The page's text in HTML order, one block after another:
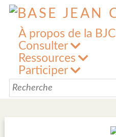
À propos de la BJC
Consulter
Ressources
Participer